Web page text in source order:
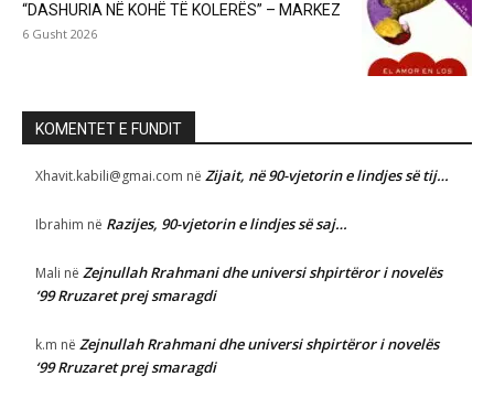
“DASHURIA NË KOHË TË KOLERËS” – MARKEZ
6 Gusht 2026
KOMENTET E FUNDIT
Xhavit.kabili@gmai.com në Zijait, në 90-vjetorin e lindjes së tij…
Ibrahim në Razijes, 90-vjetorin e lindjes së saj…
Mali në Zejnullah Rrahmani dhe universi shpirtëror i novelës
‘99 Rruzaret prej smaragdi
k.m në Zejnullah Rrahmani dhe universi shpirtëror i novelës
‘99 Rruzaret prej smaragdi